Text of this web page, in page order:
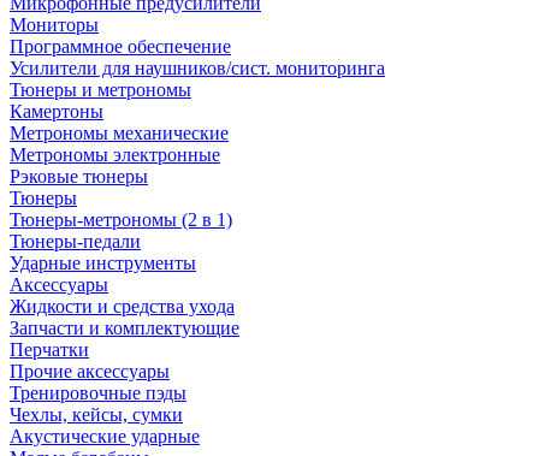
Мониторы
Программное обеспечение
Усилители для наушников/сист. мониторинга
Тюнеры и метрономы
Камертоны
Метрономы механические
Метрономы электронные
Рэковые тюнеры
Тюнеры
Тюнеры-метрономы (2 в 1)
Тюнеры-педали
Ударные инструменты
Аксессуары
Жидкости и средства ухода
Запчасти и комплектующие
Перчатки
Прочие аксессуары
Тренировочные пэды
Чехлы, кейсы, сумки
Акустические ударные